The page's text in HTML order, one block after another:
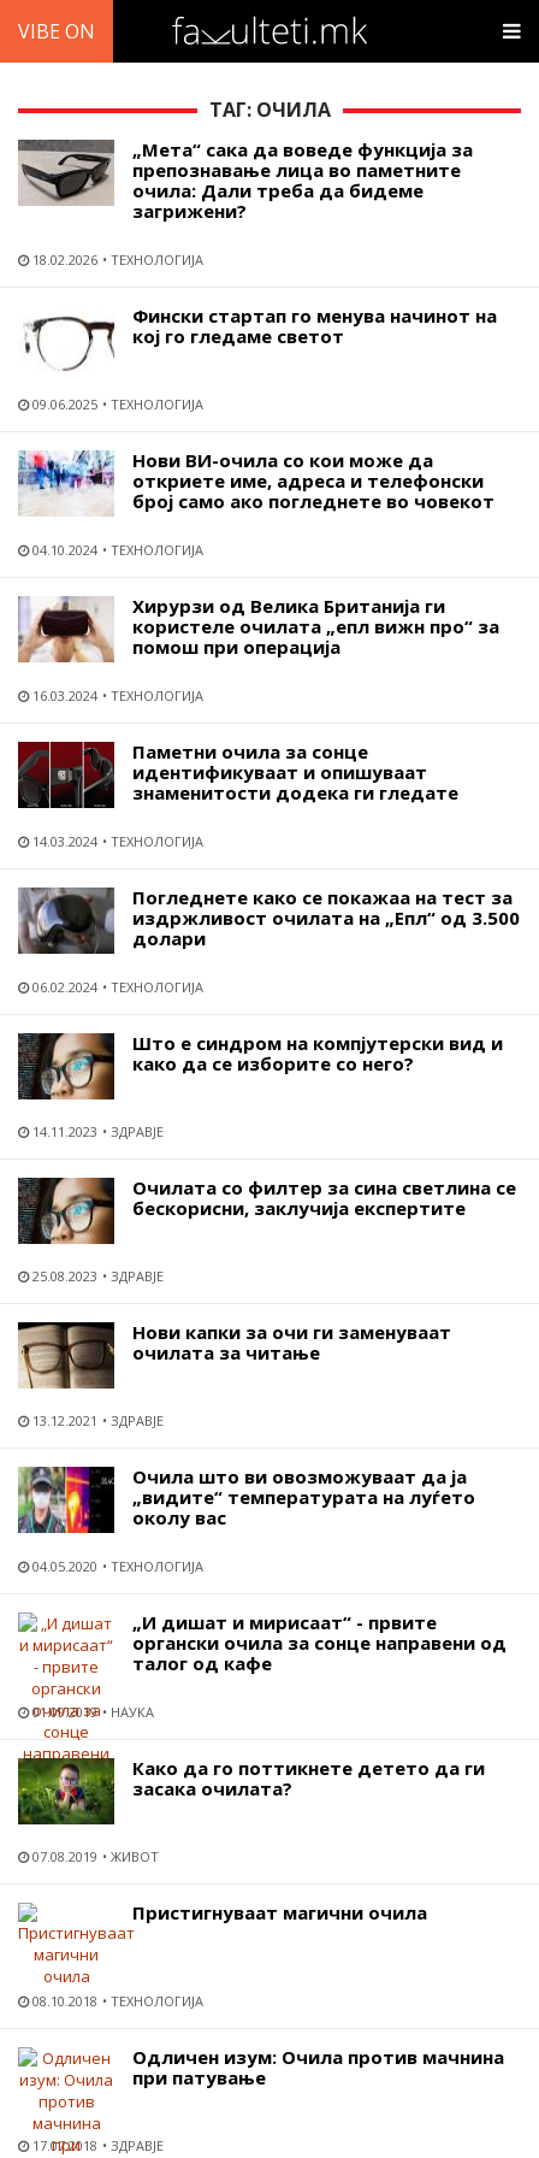
VIBE ON
ТАГ: ОЧИЛА
„Мета“ сака да воведе функција за
препознавање лица во паметните
очила: Дали треба да бидеме
загрижени?
18.02.2026 ТЕХНОЛОГИЈА
Фински стартап го менува начинот на
кој го гледаме светот
09.06.2025 ТЕХНОЛОГИЈА
Нови ВИ-очила со кои може да
откриете име, адреса и телефонски
број само ако погледнете во човекот
04.10.2024 ТЕХНОЛОГИЈА
Хирурзи од Велика Британија ги
користеле очилата „епл вижн про“ за
помош при операција
16.03.2024 ТЕХНОЛОГИЈА
Паметни очила за сонце
идентификуваат и опишуваат
знаменитости додека ги гледате
14.03.2024 ТЕХНОЛОГИЈА
Погледнете како се покажаа на тест за
издржливост очилата на „Епл“ од 3.500
долари
06.02.2024 ТЕХНОЛОГИЈА
Што е синдром на компјутерски вид и
како да се изборите со него?
14.11.2023 ЗДРАВЈЕ
Очилата со филтер за сина светлина се
бескорисни, заклучија експертите
25.08.2023 ЗДРАВЈЕ
Нови капки за очи ги заменуваат
очилата за читање
13.12.2021 ЗДРАВЈЕ
Очила што ви овозможуваат да ја
„видите“ температурата на луѓето
околу вас
04.05.2020 ТЕХНОЛОГИЈА
„И дишат и мирисаат“ - првите
органски очила за сонце направени од
талог од кафе
01.09.2019 НАУКА
Како да го поттикнете детето да ги
засака очилата?
07.08.2019 ЖИВОТ
Пристигнуваат магични очила
08.10.2018 ТЕХНОЛОГИЈА
Одличен изум: Очила против мачнина
при патување
17.07.2018 ЗДРАВЈЕ